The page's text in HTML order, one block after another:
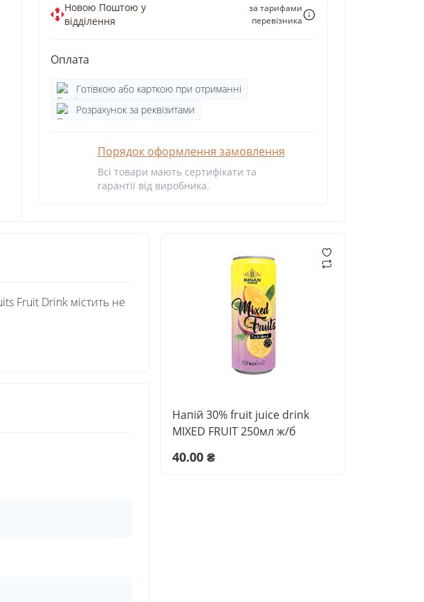
Новою Поштою у
відділення
за тарифами
перевізника
Оплата
Готівкою або карткою при отриманні
Розрахунок за реквізитами
Порядок оформлення замовлення
Всі товари мають сертифікати та
гарантії від виробника.
Напій 30% fruit juice drink
MIXED FRUIT 250мл ж/б
40.00 ₴
Fruit Drink містить не